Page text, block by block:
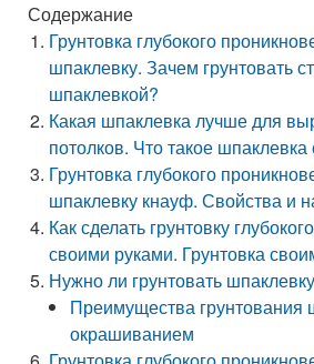
Содержание
Грунтовка глубокого
шпаклевку. Зачем грунтовать
шпаклевкой?
Какая шпаклевка лучше для
потолков. Что такое шпаклевка
Грунтовка глубокого
шпаклевку кнауф. Свойства и
Как сделать грунтовку
своими руками. Грунтовка
Нужно ли грунтовать
Преимущества грунтования
окрашиванием